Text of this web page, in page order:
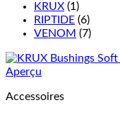
KRUX (1)
RIPTIDE (6)
VENOM (7)
Aperçu
Accessoires